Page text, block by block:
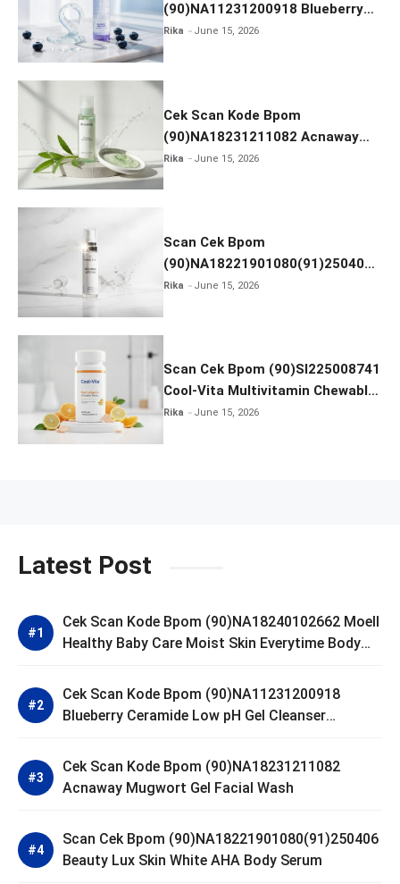
(90)NA11231200918 Blueberry
Ceramide Low pH Gel Cleanser
Rika June 15, 2026
Cek Scan Kode Bpom
(90)NA18231211082 Acnaway
Mugwort Gel Facial Wash
Rika June 15, 2026
Scan Cek Bpom
(90)NA18221901080(91)250406
Beauty Lux Skin White AHA Body
Rika June 15, 2026
Scan Cek Bpom (90)SI225008741
Cool-Vita Multivitamin Chewable
Tablets
Rika June 15, 2026
Latest Post
Cek Scan Kode Bpom (90)NA18240102662 Moell
Healthy Baby Care Moist Skin Everytime Body
Cek Scan Kode Bpom (90)NA11231200918
Blueberry Ceramide Low pH Gel Cleanser
Cek Scan Kode Bpom (90)NA18231211082
Acnaway Mugwort Gel Facial Wash
Scan Cek Bpom (90)NA18221901080(91)250406
Beauty Lux Skin White AHA Body Serum